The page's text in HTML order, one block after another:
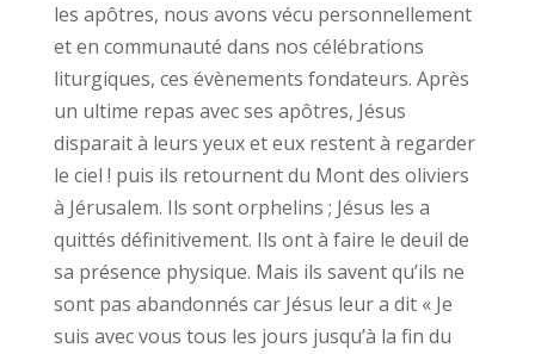
les apôtres, nous avons vécu personnellement
et en communauté dans nos célébrations
liturgiques, ces évènements fondateurs. Après
un ultime repas avec ses apôtres, Jésus
disparait à leurs yeux et eux restent à regarder
le ciel ! puis ils retournent du Mont des oliviers
à Jérusalem. Ils sont orphelins ; Jésus les a
quittés définitivement. Ils ont à faire le deuil de
sa présence physique. Mais ils savent qu’ils ne
sont pas abandonnés car Jésus leur a dit « Je
suis avec vous tous les jours jusqu’à la fin du